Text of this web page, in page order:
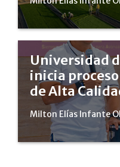
Universidad
inicia
de Alta
Milton Elías Infante